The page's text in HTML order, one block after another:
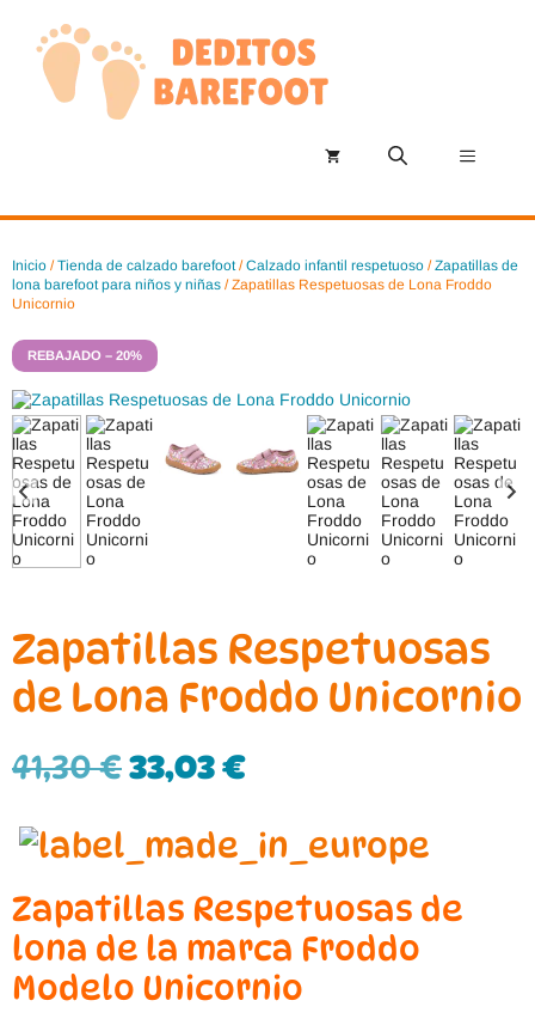
contenido
Menú
Inicio /Tienda de calzado barefoot/Calzado infantil respetuoso /Zapatillas de
lona barefoot para niños y niñas / Zapatillas Respetuosas de Lona Froddo
Unicornio
REBAJADO – 20%
Zapatillas Respetuosas
de Lona Froddo Unicornio
41,30€33,03€
Zapatillas Respetuosas de
lona de la marca Froddo
Modelo Unicornio